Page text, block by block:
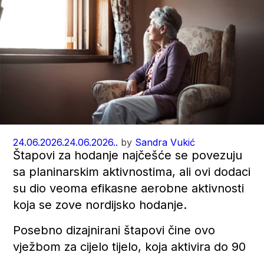
24.06.2026.24.06.2026.. by Sandra Vukić
Štapovi za hodanje najčešće se povezuju
sa planinarskim aktivnostima, ali ovi dodaci
su dio veoma efikasne aerobne aktivnosti
koja se zove nordijsko hodanje.
Posebno dizajnirani štapovi čine ovo
vježbom za cijelo tijelo, koja aktivira do 90